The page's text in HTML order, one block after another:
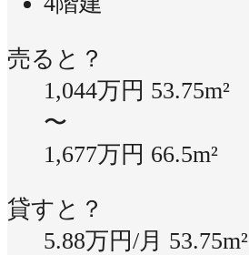
売ると？
1,044万円 53.75m²
〜
1,677万円 66.5m²
貸すと？
5.88万円/月 53.75m²